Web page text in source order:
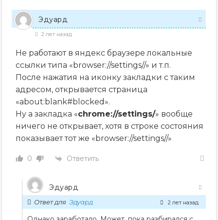
Эдуард
2 лет назад
Не работают в яндекс браузере локальные
ссылки типа «browser://settings//» и т.п.
После нажатия на иконку закладки с таким
адресом, открывается страница
«about:blank#blocked».
Ну а закладка «chrome://settings/» вообще
ничего не открывает, хотя в строке состояния
показывает тот же «browser://settings//»
0 Ответить
Эдуард
Ответ дляЭдуард 2 лет назад